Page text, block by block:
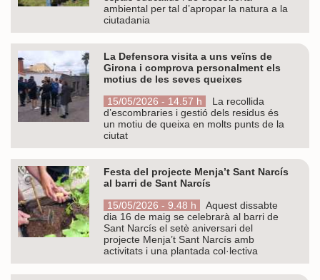
ambiental per tal d’apropar la natura a la
ciutadania
La Defensora visita a uns veïns de
Girona i comprova personalment els
motius de les seves queixes
15/05/2026 - 14.57 h
La recollida
d’escombraries i gestió dels residus és
un motiu de queixa en molts punts de la
ciutat
Festa del projecte Menja’t Sant Narcís
al barri de Sant Narcís
15/05/2026 - 9.48 h
Aquest dissabte
dia 16 de maig se celebrarà al barri de
Sant Narcís el setè aniversari del
projecte Menja’t Sant Narcís amb
activitats i una plantada col·lectiva